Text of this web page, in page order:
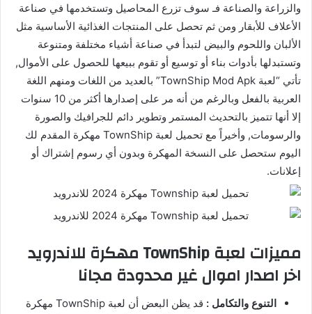
والزراعة والصناعة فـ سوف تزرع المحاصيل وتستخدمها في صناعة
الأعلاف للأبقار ومن ثم تحصل على المنتجات الغذائية الأساسية مثل
الألبان واللحوم والبيض لتبدأ في صناعة أشياء مختلفة ومتنوعة
وتستبدلها بأدوات بناء أو توسيع أو تقوم ببيعها للحصول على الأموال,
تأتي “لعبة TownShip Mod Apk” بالعديد من اللغات ومنهم اللغة
العربية بالفعل وبالرغم من أنه مر على إصدارها أكثر من 10 سنوات
إلا أنها تتميز بالتحديث المستمر وتطوير دائم للجرافيك والصورة
والرسومات, وأخيراً مع تحميل لعبة TownShip مهكرة المقدم لك
اليوم ستحصل على النسخة المهكرة وبدون أي رسوم إشتراك أو
إعلانات.
مميزات لعبة TownShip مهكرة للاندرويد
اخر اصدار اموال غير محدودة مجانا
التنوع والتكامل :
قد يظن البعض أن لعبة TownShip مهكرة